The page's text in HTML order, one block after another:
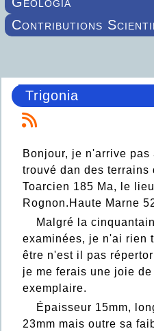
Contributions
Trigonia
Bonjour, je n'arrive
trouvé dan des terrains
Toarcien 185 Ma, le
Rognon.Haute Marne
Malgré la
examinées, je n'ai rien
être n'est il pas
je me ferais une joie
exemplaire.
Épaisseur 15mm,
23mm mais outre sa